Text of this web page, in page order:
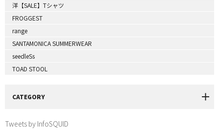
洋【SALE】Tシャツ
FROGGEST
range
SANTAMONICA SUMMERWEAR
seedleSs
TOAD STOOL
CATEGORY
Tweets by InfoSQUID